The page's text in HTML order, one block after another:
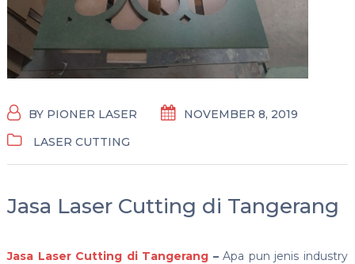
BY PIONER LASER
NOVEMBER 8, 2019
LASER CUTTING
Jasa Laser Cutting di Tangerang
Jasa Laser Cutting di Tangerang –Apa pun jenis industry